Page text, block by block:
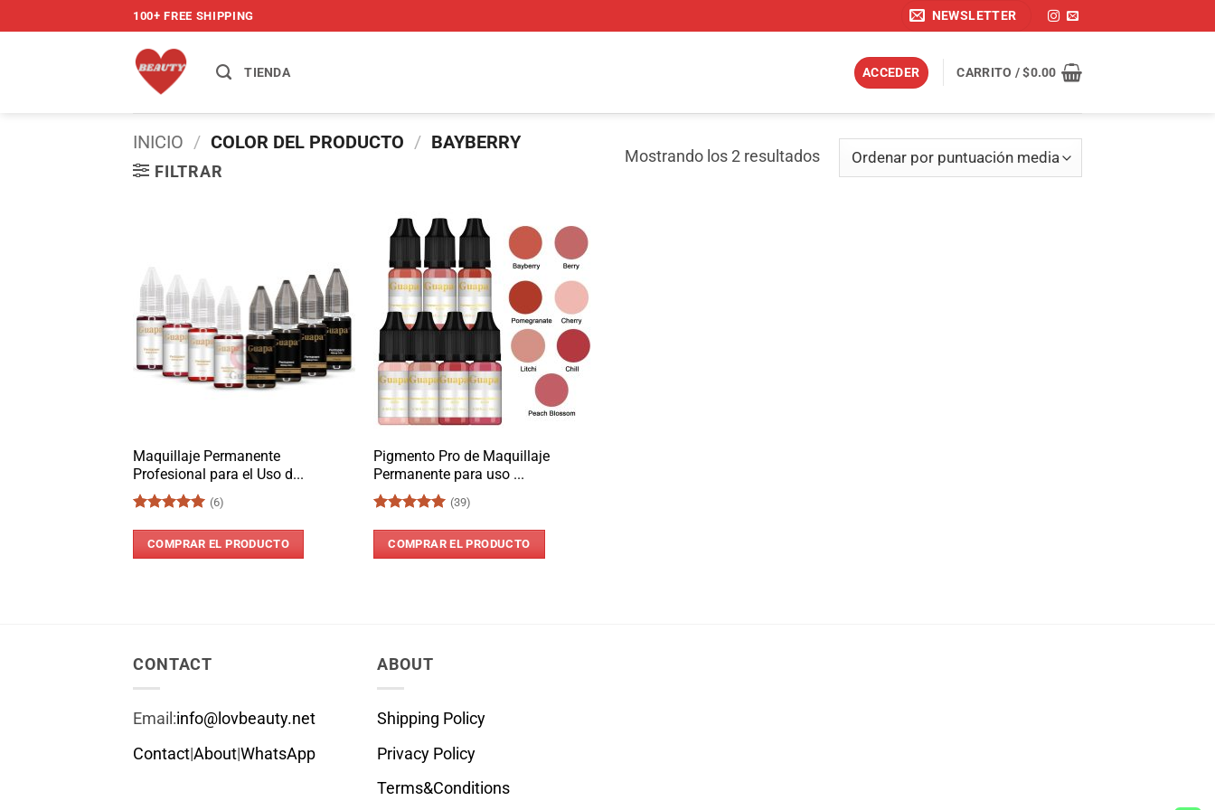
al
100+ FREE SHIPPING NEWSLETTER
TIENDA ACCEDER CARRITO /$0.00
INICIO / COLOR DEL PRODUCTO / BAYBERRY
FILTRAR
Mostrando los 2 resultadosOrdenado
por
Maquillaje Permanente
Profesional para el Uso d...
con5de 5
(6)
COMPRAR EL PRODUCTO
Pigmento Pro de Maquillaje
Permanente para uso ...
con4.97
de 5
(39)
COMPRAR EL PRODUCTO
CONTACT
Email:info@lovbeauty.net
Contact|About|WhatsApp
ABOUT
Shipping Policy
Privacy Policy
Terms&Conditions